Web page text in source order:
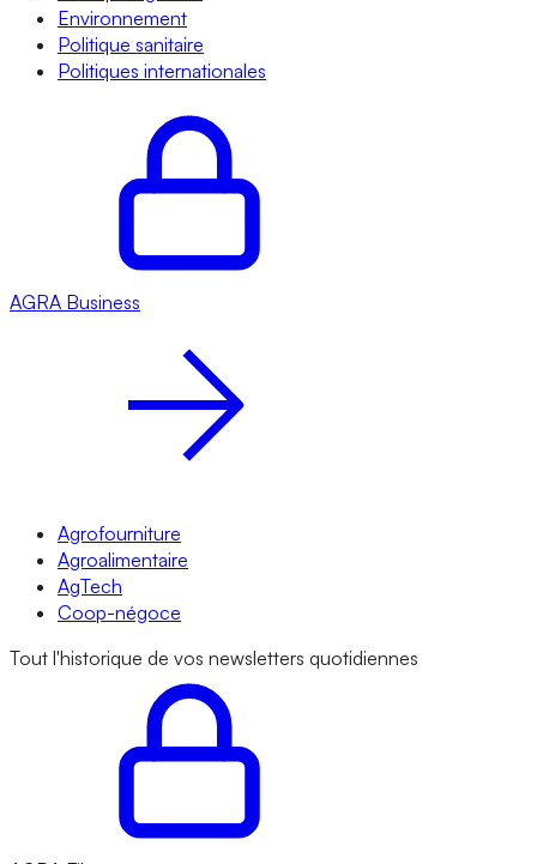
Environnement
Politique sanitaire
Politiques internationales
AGRA Business
Agrofourniture
Agroalimentaire
AgTech
Coop-négoce
Tout l'historique de vos newsletters quotidiennes